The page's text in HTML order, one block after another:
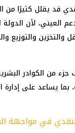
قد يقلل كثيرًا من
العيني، لأن
والتوزيع
جزء من الكوادر
يساعد على إدارة
في مواجهة